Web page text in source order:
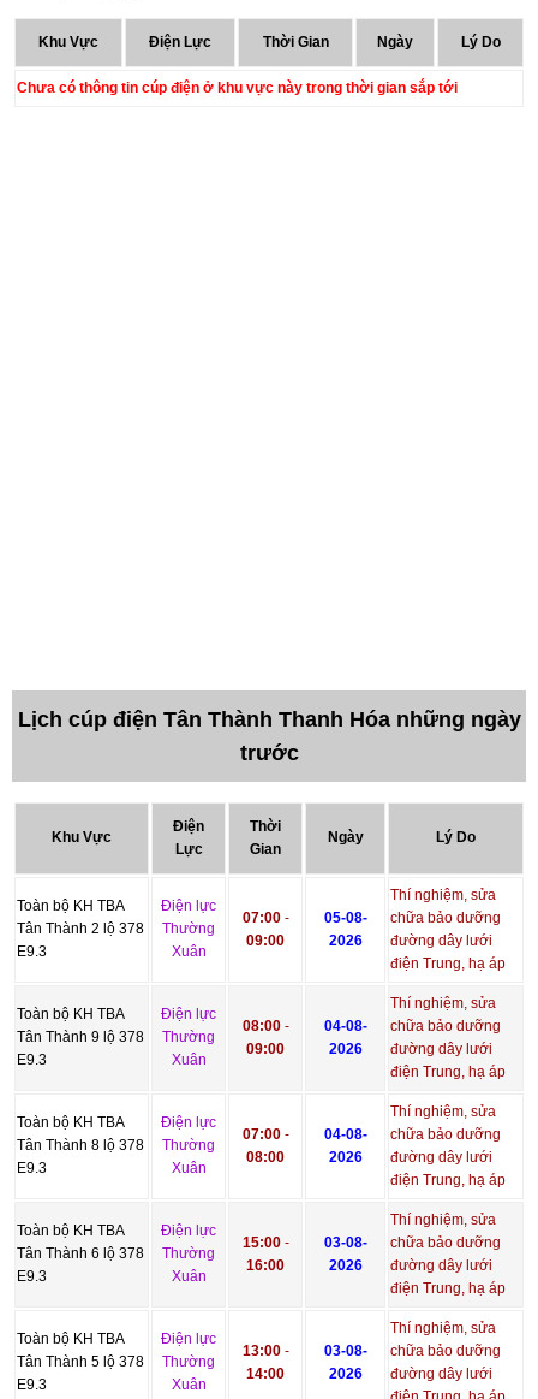
Khu Vực Điện Lực Thời Gian Ngày Lý Do
Chưa có thông tin cúp điện ở khu vực này trong thời gian sắp tới
Lịch cúp điện Tân Thành Thanh Hóa những ngày
trước
Khu Vực
Điện
Lực
Thời
Gian
Ngày Lý Do
Toàn bộ KH TBA
Tân Thành 2 lộ 378
E9.3
Điện lực
Thường
Xuân
07:00-
09:00
05-08-
2026
Thí nghiệm, sửa
chữa bảo dưỡng
đường dây lưới
điện Trung, hạ áp
Toàn bộ KH TBA
Tân Thành 9 lộ 378
E9.3
Điện lực
Thường
Xuân
08:00-
09:00
04-08-
2026
Thí nghiệm, sửa
chữa bảo dưỡng
đường dây lưới
điện Trung, hạ áp
Toàn bộ KH TBA
Tân Thành 8 lộ 378
E9.3
Điện lực
Thường
Xuân
07:00-
08:00
04-08-
2026
Thí nghiệm, sửa
chữa bảo dưỡng
đường dây lưới
điện Trung, hạ áp
Toàn bộ KH TBA
Tân Thành 6 lộ 378
E9.3
Điện lực
Thường
Xuân
15:00-
16:00
03-08-
2026
Thí nghiệm, sửa
chữa bảo dưỡng
đường dây lưới
điện Trung, hạ áp
Toàn bộ KH TBA
Tân Thành 5 lộ 378
E9.3
Điện lực
Thường
Xuân
13:00-
14:00
03-08-
2026
Thí nghiệm, sửa
chữa bảo dưỡng
đường dây lưới